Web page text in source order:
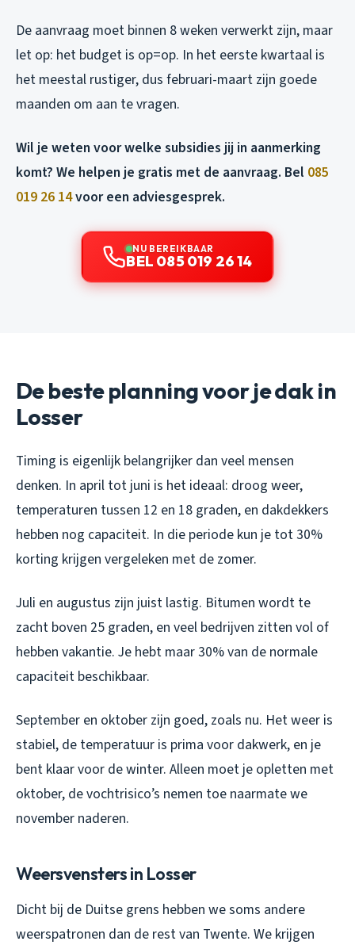
De aanvraag moet binnen 8 weken verwerkt zijn, maar
let op: het budget is op=op. In het eerste kwartaal is
het meestal rustiger, dus februari-maart zijn goede
maanden om aan te vragen.
Wil je weten voor welke subsidies jij in aanmerking
komt? We helpen je gratis met de aanvraag. Bel 085
019 26 14voor een adviesgesprek.
NU BEREIKBAAR
BEL 085 019 26 14
De beste planning voor je dak in
Losser
Timing is eigenlijk belangrijker dan veel mensen
denken. In april tot juni is het ideaal: droog weer,
temperaturen tussen 12 en 18 graden, en dakdekkers
hebben nog capaciteit. In die periode kun je tot 30%
korting krijgen vergeleken met de zomer.
Juli en augustus zijn juist lastig. Bitumen wordt te
zacht boven 25 graden, en veel bedrijven zitten vol of
hebben vakantie. Je hebt maar 30% van de normale
capaciteit beschikbaar.
September en oktober zijn goed, zoals nu. Het weer is
stabiel, de temperatuur is prima voor dakwerk, en je
bent klaar voor de winter. Alleen moet je opletten met
oktober, de vochtrisico’s nemen toe naarmate we
november naderen.
Weersvensters in Losser
Dicht bij de Duitse grens hebben we soms andere
weerspatronen dan de rest van Twente. We krijgen